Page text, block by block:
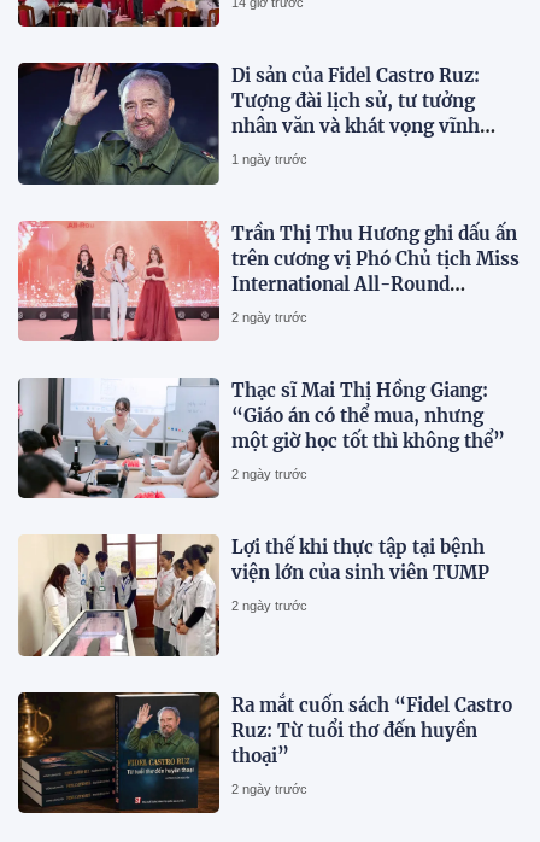
Di sản của Fidel Castro Ruz:
Tượng đài lịch sử, tư tưởng
nhân văn và khát vọng vĩnh
hằng
1 ngày trước
Trần Thị Thu Hương ghi dấu ấn
trên cương vị Phó Chủ tịch Miss
International All-Round
Businesswoman 2026
2 ngày trước
Thạc sĩ Mai Thị Hồng Giang:
“Giáo án có thể mua, nhưng
một giờ học tốt thì không thể”
2 ngày trước
Lợi thế khi thực tập tại bệnh
viện lớn của sinh viên TUMP
2 ngày trước
Ra mắt cuốn sách “Fidel Castro
Ruz: Từ tuổi thơ đến huyền
thoại”
2 ngày trước